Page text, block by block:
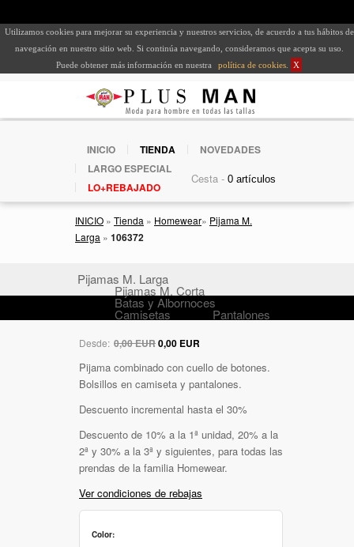
Utilizamos cookies para mejorar su experiencia y nuestros servicios, de acuerdo a tus hábitos de
navegación en nuestro sitio web. Si continúa navegando, consideramos que acepta su uso.
Puede obtener más información en nuestra
política de cookies X
INICIO TIENDA
NOVEDADES
LARGO ESPECIAL
LO+REBAJADO
Cesta -
INICIO » Tienda » Homewear» Pijama M.
Larga » 106372
Pijamas M. Larga
Pijamas M. Corta
Batas y Albornoces
Camisetas Pantalones
Desde: 0,00 EUR0,00 EUR
Pijama combinado con cuello de botones.
Bolsillos en camiseta y pantalones.
Descuento incremental hasta el 30%
Descuento de 10% a la 1ª unidad, 20% a la
2ª y 30% a la 3ª y siguientes, para todas las
prendas de la familia Homewear.
Ver condiciones de rebajas
Color: